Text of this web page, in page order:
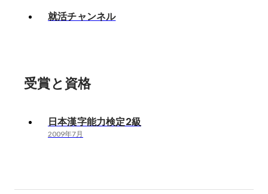
就活チャンネル
受賞と資格
日本漢字能力検定2級
2009年7月